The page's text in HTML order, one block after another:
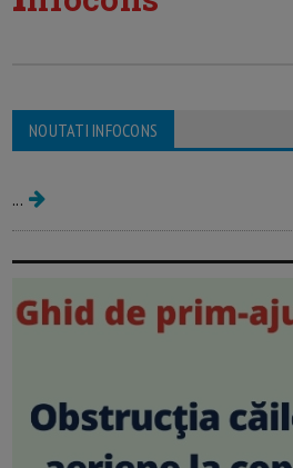
NOUTATI INFOCONSde la Infocons -
...